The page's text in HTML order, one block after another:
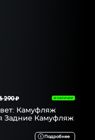
290 ₽ В НАЛИЧИИ
Камуфляж
Задние Камуфляж
Подробнее